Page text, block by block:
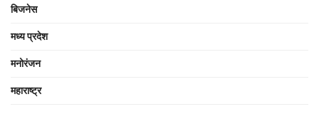
बिजनेस
मध्य प्रदेश
मनोरंजन
महाराष्ट्र